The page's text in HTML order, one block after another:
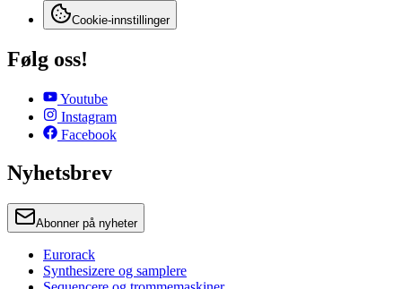
Cookie-innstillinger
Følg oss!
Youtube
Instagram
Facebook
Nyhetsbrev
Abonner på nyheter
Eurorack
Synthesizere og samplere